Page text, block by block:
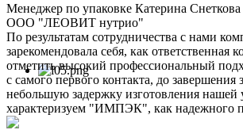
Менеджер по упаковке Катерина Снеткова
ООО "ЛЕОВИТ нутрио"
По результатам сотрудничества с нами
зарекомендовала себя, как ответственная
отметить высокий профессиональный
с самого первого контакта, до завершения
небольшую задержку изготовления нашей
характеризуем "ИМПЭК", как надежного